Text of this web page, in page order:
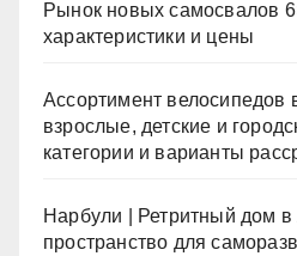
Рынок новых самосвалов
характеристики и цены
Ассортимент велосипедов
взрослые, детские и
категории и варианты
Нарбули | Ретритный дом
пространство для